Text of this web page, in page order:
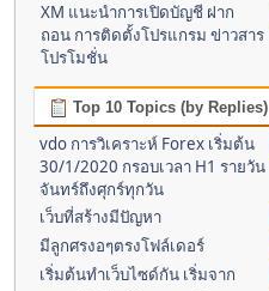
XM แนะนำการเปิดบัญชี ฝาก
ถอน การติดตั้งโปรแกรม ข่าวสาร
โปรโมชั่น
Top 10 Topics (by Replies)
vdo การวิเคราะห์ Forex เริ่มต้น
30/1/2020 กรอบเวลา H1 รายวัน
จันทร์ถึงศุกร์ทุกวัน
เว็บที่สร้างมีปัญหา
มีลูกศรงอๆตรงโฟล์เดอร์
เริ่มต้นทำเว็บไซด์กัน เริ่มจาก